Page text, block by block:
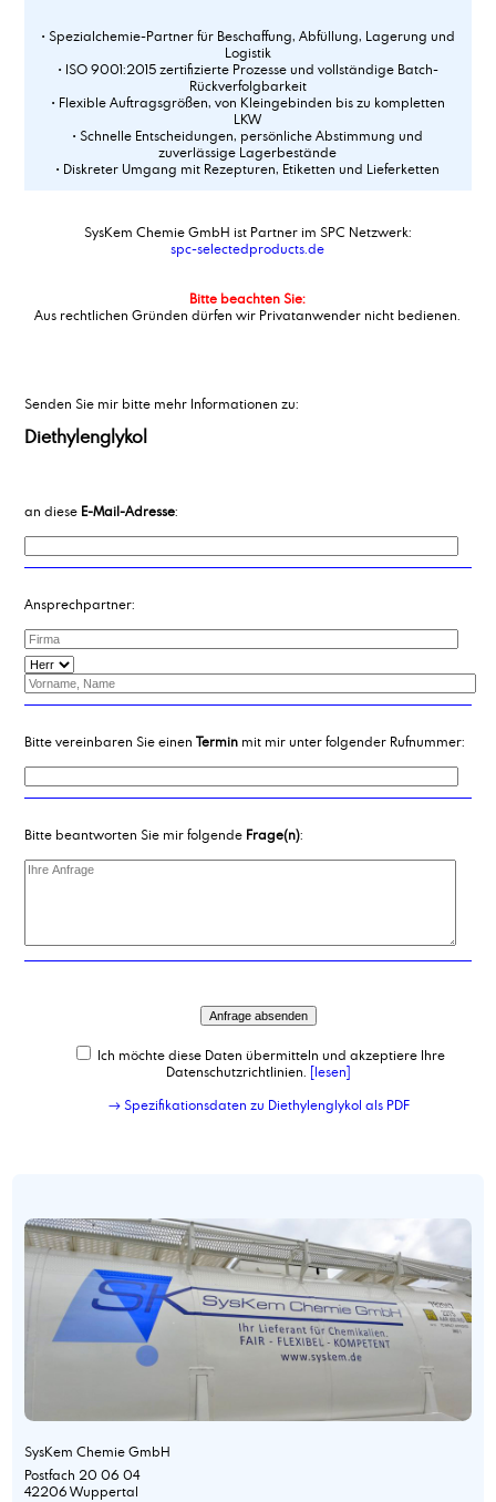
• Spezialchemie-Partner für Beschaffung, Abfüllung, Lagerung und
Logistik
• ISO 9001:2015 zertifizierte Prozesse und vollständige Batch-
Rückverfolgbarkeit
• Flexible Auftragsgrößen, von Kleingebinden bis zu kompletten
LKW
• Schnelle Entscheidungen, persönliche Abstimmung und
zuverlässige Lagerbestände
• Diskreter Umgang mit Rezepturen, Etiketten und Lieferketten
SysKem Chemie GmbH ist Partner im SPC Netzwerk:
spc-selectedproducts.de
Bitte beachten Sie:
Aus rechtlichen Gründen dürfen wir Privatanwender nicht bedienen.
Senden Sie mir bitte mehr Informationen zu:
Diethylenglykol
an diese E-Mail-Adresse:
Ansprechpartner:
Bitte vereinbaren Sie einen Terminmit mir unter folgender Rufnummer:
Bitte beantworten Sie mir folgende Frage(n):
Ich möchte diese Daten übermitteln und akzeptiere Ihre
Datenschutzrichtlinien. [lesen]
→ Spezifikationsdaten zu Diethylenglykol als PDF
SysKem Chemie GmbH
Postfach 20 06 04
42206 Wuppertal